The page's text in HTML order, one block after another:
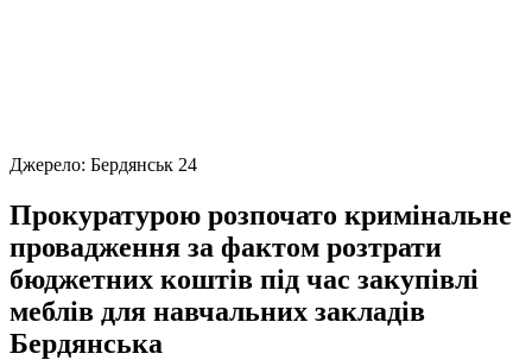
Джерело: Бердянськ 24
Прокуратурою розпочато кримінальне
провадження за фактом розтрати
бюджетних коштів під час закупівлі
меблів для навчальних закладів
Бердянська